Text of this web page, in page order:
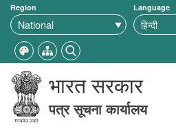
Region Language
भारत सरकार
पत्र सूचना कार्यालय